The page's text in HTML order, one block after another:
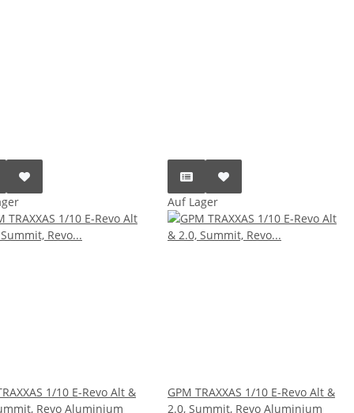
1/10 E-Revo Alt &
Revo Aluminium
Auf Lager
GPM TRAXXAS 1/10 E-Revo Alt &
2.0, Summit, Revo Aluminium